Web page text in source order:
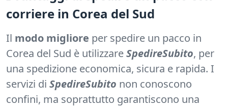
corriere in Corea del Sud
Il modo migliore per spedire un pacco in
Corea del Sud è utilizzareSpedireSubito, per
una spedizione economica, sicura e rapida. I
servizi di SpedireSubito non conoscono
confini, ma soprattutto garantiscono una